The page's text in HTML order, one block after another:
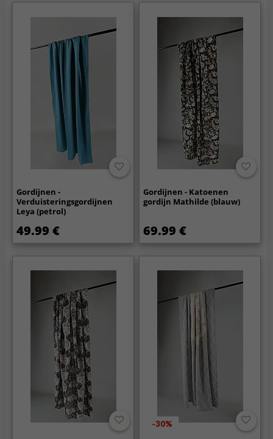
Gordijnen -
Verduisteringsgordijnen
Leya (petrol)
49.99 €
Gordijnen - Katoenen
gordijn Mathilde (blauw)
69.99 €
-30%